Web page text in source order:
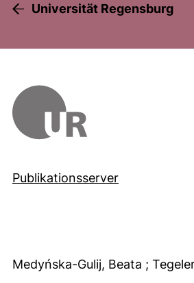
Universität Regensburg
Publikationsserver
Medyńska-Gulij, Beata ;